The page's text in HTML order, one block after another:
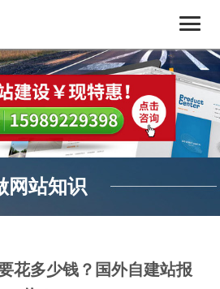
网站知识
花多少钱？国外自建站报